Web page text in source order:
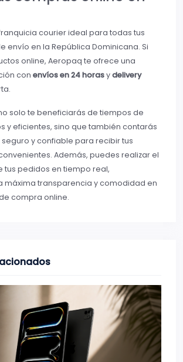
courier ideal para todas tus
envío en la República Dominicana. Si
online, Aeropaq te ofrece una
con envíos en 24 horasydelivery
solo te beneficiarás de tiempos de
y eficientes, sino que también contarás
y confiable para recibir tus
Además, puedes realizar el
tus pedidos en tiempo real,
máxima transparencia y comodidad en
compra online.